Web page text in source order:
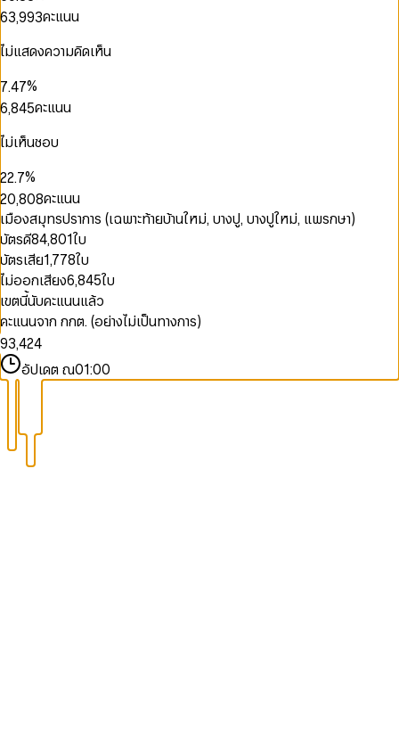
7
8
9
94
5
6
7
8
9
6
8
3
5
7
8
9
,993
5
7
9
คะแนน
ไม่แสดงความคิดเห็น
2
3
5
7
8
9
.
0
2
4
5
6
7
8
9
2
3
5
7
8
9
%
0
1
2
3
5
6
8
,
2
3
4
5
7
8
1
3
4
6
8
9
0
1
2
3
4
5
7
9
คะแนน
ไม่เห็นชอบ
0
2
3
4
5
6
7
8
9
0
2
3
4
5
6
7
8
9
.
1
2
3
5
7
8
9
%
1
2
3
4
5
6
7
8
9
0
1
2
3
4
5
6
7
8
9
,
1
2
3
4
5
6
7
8
9
0
1
2
3
4
5
6
7
8
9
2
3
5
8
9
คะแนน
เมืองสมุทรปราการ (เฉพาะท้ายบ้านใหม่, บางปู, บางปูใหม่, แพรกษา)
บัตรดี84,801ใบ
บัตรเสีย1,778ใบ
ไม่ออกเสียง6,845ใบ
เขตนี้นับคะแนนแล้ว
คะแนนจาก กกต. (อย่างไม่เป็นทางการ)
0
1
2
3
4
5
6
7
8
9
0
1
2
3
4
5
,
0
1
2
3
4
5
6
0
1
2
3
4
8
0
1
2
3
4
5
6
อัปเดต ณ01:00